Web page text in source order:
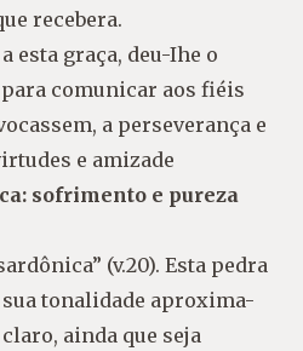
recebera.
esta graça, deu-Ihe o
comunicar aos fiéis
a perseverança e
e amizade
sofrimento e pureza
(v.20). Esta pedra
tonalidade aproxima-
ainda que seja